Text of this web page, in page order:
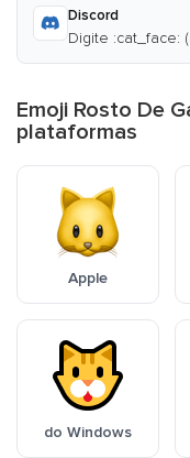
Discord
Digite :cat_face:
Emoji Rosto De
plataformas
Apple
do Windows